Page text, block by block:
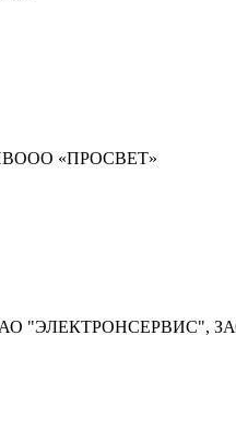
«ПРОСВЕТ»
"ЭЛЕКТРОНСЕРВИС",